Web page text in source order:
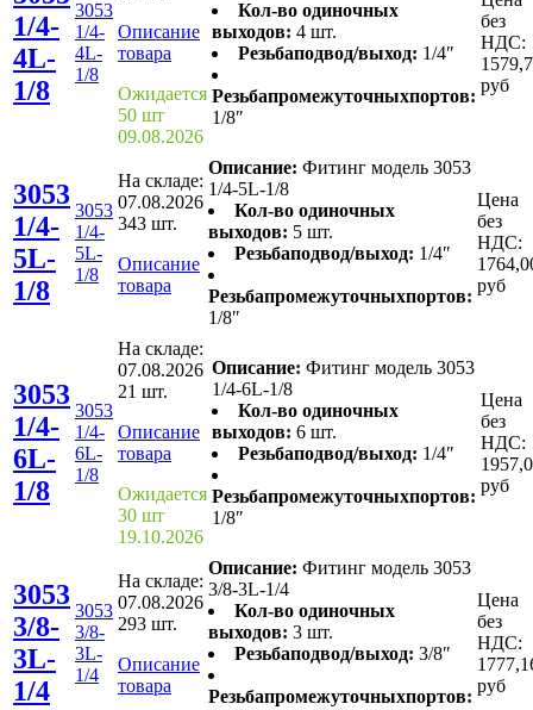
1/4-
4L-
1/8
3053
1/4-
4L-
1/8
Описание
товара
Ожидается
50 шт
09.08.2026
Кол-во одиночных
выходов: 4 шт.
Резьбаподвод/выход: 1/4″
Резьбапромежуточныхпортов:
1/8″
без
НДС:
руб
3053
1/4-
5L-
1/8
3053
1/4-
5L-
1/8
На складе:
07.08.2026
343 шт.
Описание
товара
Описание: Фитинг модель 3053
1/4-5L-1/8
Кол-во одиночных
выходов: 5 шт.
Резьбаподвод/выход: 1/4″
Резьбапромежуточныхпортов:
1/8″
Цена
без
НДС:
руб
3053
1/4-
6L-
1/8
3053
1/4-
6L-
1/8
На складе:
07.08.2026
21 шт.
Описание
товара
Ожидается
30 шт
19.10.2026
Описание: Фитинг модель 3053
1/4-6L-1/8
Кол-во одиночных
выходов: 6 шт.
Резьбаподвод/выход: 1/4″
Резьбапромежуточныхпортов:
1/8″
Цена
без
НДС:
руб
3053
3/8-
3L-
1/4
3053
3/8-
3L-
1/4
На складе:
07.08.2026
293 шт.
Описание
товара
Описание: Фитинг модель 3053
3/8-3L-1/4
Кол-во одиночных
выходов: 3 шт.
Резьбаподвод/выход: 3/8″
Резьбапромежуточныхпортов:
Цена
без
НДС:
руб